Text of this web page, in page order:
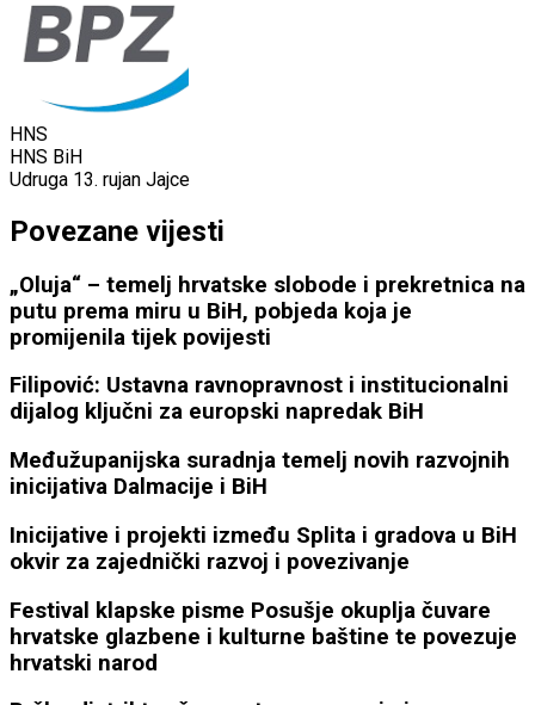
HNS
HNS BiH
Udruga 13. rujan Jajce
Povezane vijesti
„Oluja“ – temelj hrvatske slobode i prekretnica na
putu prema miru u BiH, pobjeda koja je
promijenila tijek povijesti
Filipović: Ustavna ravnopravnost i institucionalni
dijalog ključni za europski napredak BiH
Međužupanijska suradnja temelj novih razvojnih
inicijativa Dalmacije i BiH
Inicijative i projekti između Splita i gradova u BiH
okvir za zajednički razvoj i povezivanje
Festival klapske pisme Posušje okuplja čuvare
hrvatske glazbene i kulturne baštine te povezuje
hrvatski narod